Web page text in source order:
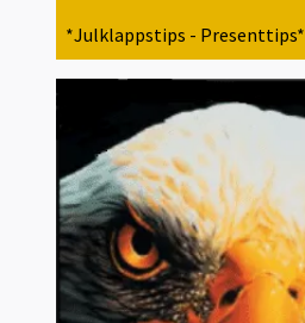
*Julklappstips - Presenttips*